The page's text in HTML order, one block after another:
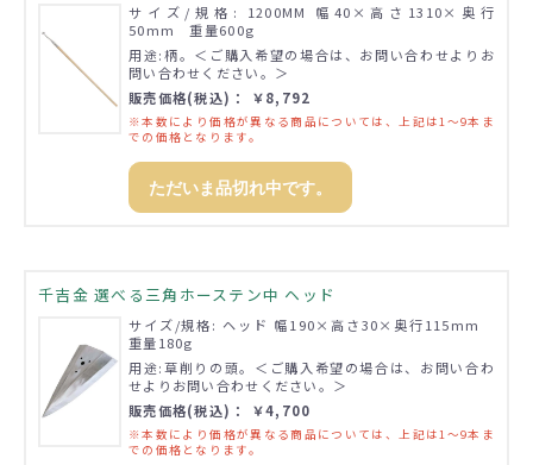
サイズ/規格: 1200MM 幅40×高さ1310×奥行
50mm 重量600g
用途:柄。＜ご購入希望の場合は、お問い合わせよりお
問い合わせください。＞
販売価格(税込)： ￥8,792
※本数により価格が異なる商品については、上記は1～9本ま
での価格となります。
ただいま品切れ中です。
千吉金 選べる三角ホーステン中 ヘッド
サイズ/規格: ヘッド 幅190×高さ30×奥行115mm
重量180g
用途:草削りの頭。＜ご購入希望の場合は、お問い合わ
せよりお問い合わせください。＞
販売価格(税込)： ￥4,700
※本数により価格が異なる商品については、上記は1～9本ま
での価格となります。